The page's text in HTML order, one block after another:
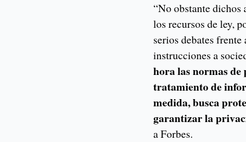
“No obstante dichos
los recursos de ley,
serios debates
instrucciones a
hora las normas de
tratamiento de
medida, busca
garantizar la
a Forbes.